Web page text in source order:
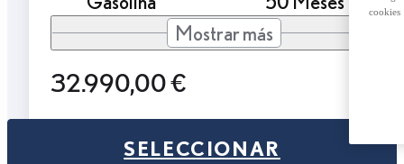
Mostrar más
32.990,00 €
SELECCIONAR
cookies